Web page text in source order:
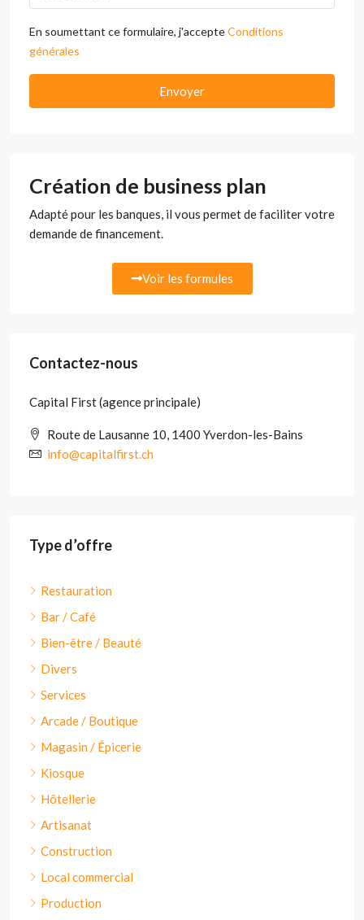
En soumettant ce formulaire, j'accepteConditions
générales
Envoyer
Création de business plan
Adapté pour les banques, il vous permet de faciliter votre
demande de financement.
Voir les formules
Contactez-nous
Capital First (agence principale)
Route de Lausanne 10, 1400 Yverdon-les-Bains
info@capitalfirst.ch
Type d’offre
Restauration
Bar / Café
Bien-être / Beauté
Divers
Services
Arcade / Boutique
Magasin / Épicerie
Kiosque
Hôtellerie
Artisanat
Construction
Local commercial
Production